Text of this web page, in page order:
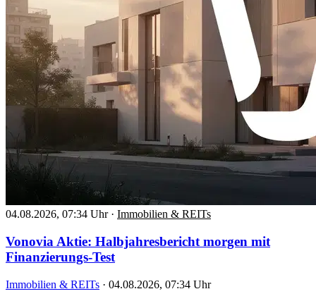
04.08.2026, 07:34 Uhr · Immobilien & REITs
Vonovia Aktie: Halbjahresbericht morgen mit
Finanzierungs-Test
Immobilien & REITs · 04.08.2026, 07:34 Uhr